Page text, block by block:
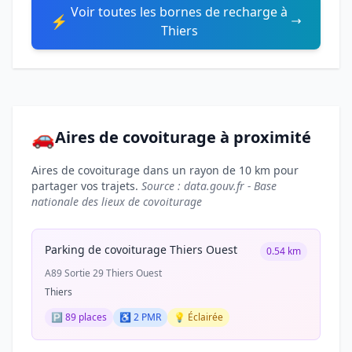
⚡ Voir toutes les bornes de recharge à
Thiers
🚗Aires de covoiturage à proximité
Aires de covoiturage dans un rayon de 10 km pour
partager vos trajets. Source : data.gouv.fr - Base
nationale des lieux de covoiturage
Parking de covoiturage Thiers Ouest
0.54 km
A89 Sortie 29 Thiers Ouest
Thiers
🅿️ 89 places
♿ 2 PMR 💡 Éclairée